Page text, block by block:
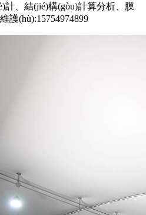
計、結(jié)構(gòu)計算分析、膜
護(hù):15754974899